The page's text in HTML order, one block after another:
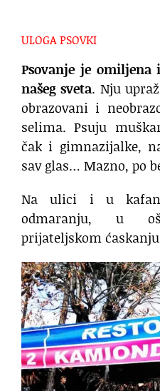
ULOGA PSOVKI
Psovanje je omiljena
našeg sveta. Nju
obrazovani i
selima. Psuju
čak i gimnazijalke,
sav glas… Mazno, po
Na ulici i u
odmaranju, u
prijateljskom